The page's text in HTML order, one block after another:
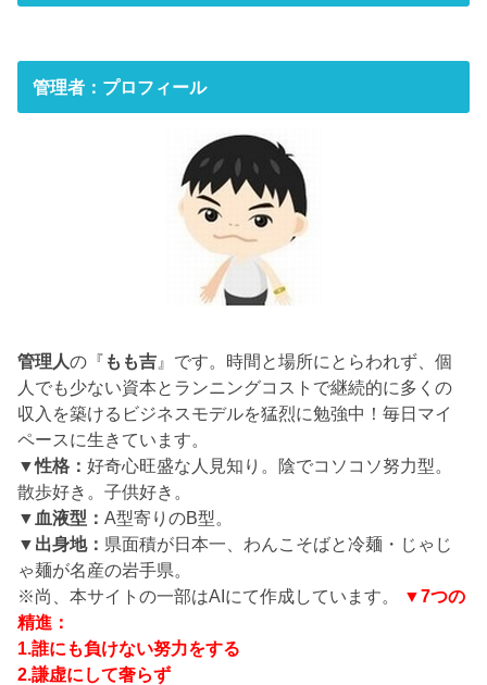
管理者：プロフィール
管理人の『 もも吉 』です。時間と場所にとらわれず、個
人でも少ない資本とランニングコストで継続的に多くの
収入を築けるビジネスモデルを猛烈に勉強中！毎日マイ
ペースに生きています。
▼性格：好奇心旺盛な人見知り。陰でコソコソ努力型。
散歩好き。子供好き。
▼血液型：A型寄りのB型。
▼出身地： 県面積が日本一、わんこそばと冷麺・じゃじ
ゃ麺が名産の岩手県。
※尚、本サイトの一部はAIにて作成しています。
▼7つの
精進：
1.誰にも負けない努力をする
2.謙虚にして奢らず